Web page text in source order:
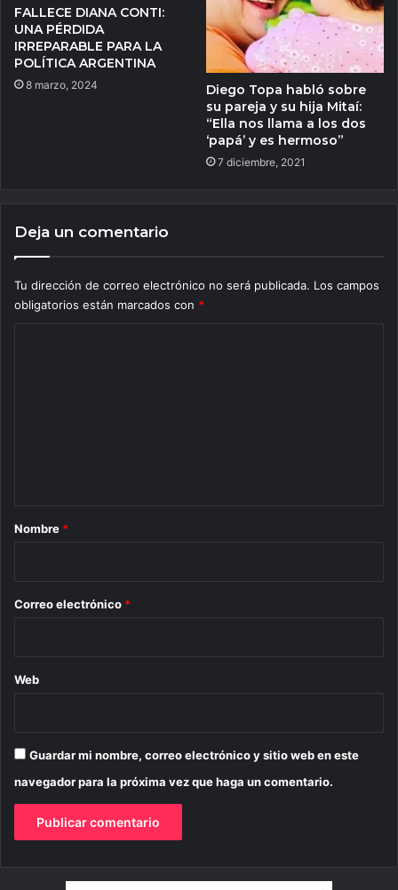
FALLECE DIANA CONTI:
UNA PÉRDIDA
IRREPARABLE PARA LA
POLÍTICA ARGENTINA
8 marzo, 2024
Diego Topa habló sobre
su pareja y su hija Mitaí:
“Ella nos llama a los dos
‘papá’ y es hermoso”
7 diciembre, 2021
Deja un comentario
Tu dirección de correo electrónico no será publicada. Los campos
obligatorios están marcados con *
r
*
Nombre *
Correo electrónico *
Web
Guardar mi nombre, correo electrónico y sitio web en este
navegador para la próxima vez que haga un comentario.